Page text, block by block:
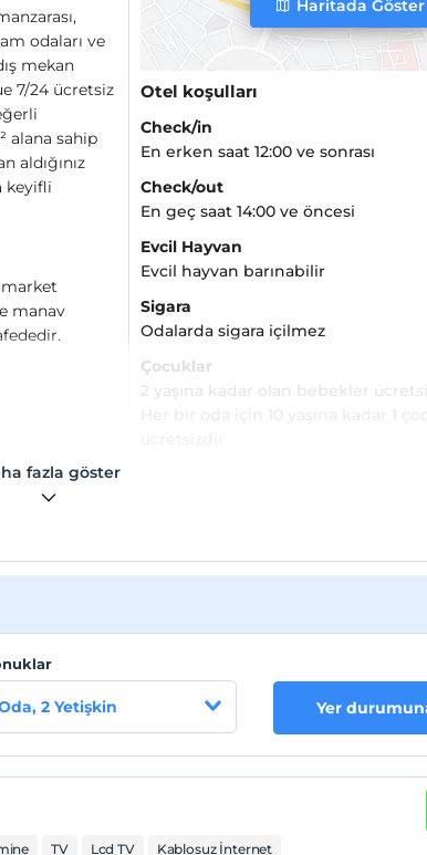
odaları ve
mekan
7/24 ücretsiz
alana sahip
aldığınız
keyifli
market
manav
Haritada Göster
Otel koşulları
Check/in
En erken saat 12:00 ve sonrası
Check/out
En geç saat 14:00 ve öncesi
Evcil Hayvan
Evcil hayvan barınabilir
Sigara
Odalarda sigara içilmez
Çocuklar
2 yaşına kadar olan bebekler
fazla göster
2 Yetişkin Yer
TV Lcd TV Kablosuz İnternet